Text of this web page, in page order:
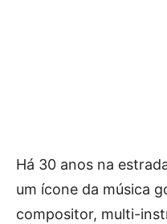
Há 30 anos na
um ícone da música
compositor, multi-